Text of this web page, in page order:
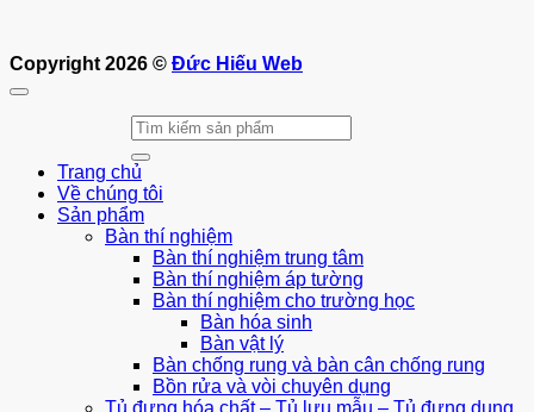
Copyright 2026 © Đức Hiếu Web
Tìm
kiếm:
Trang chủ
Về chúng tôi
Sản phẩm
Bàn thí nghiệm
Bàn thí nghiệm trung tâm
Bàn thí nghiệm áp tường
Bàn thí nghiệm cho trường học
Bàn hóa sinh
Bàn vật lý
Bàn chống rung và bàn cân chống rung
Bồn rửa và vòi chuyên dụng
Tủ đựng hóa chất – Tủ lưu mẫu – Tủ đựng dụng